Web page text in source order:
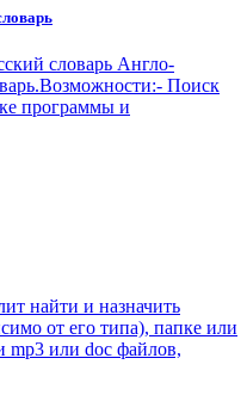
словарь Англо-
Поиск
программы и
найти и назначить
от его типа), папке или
mp3 или doc файлов,